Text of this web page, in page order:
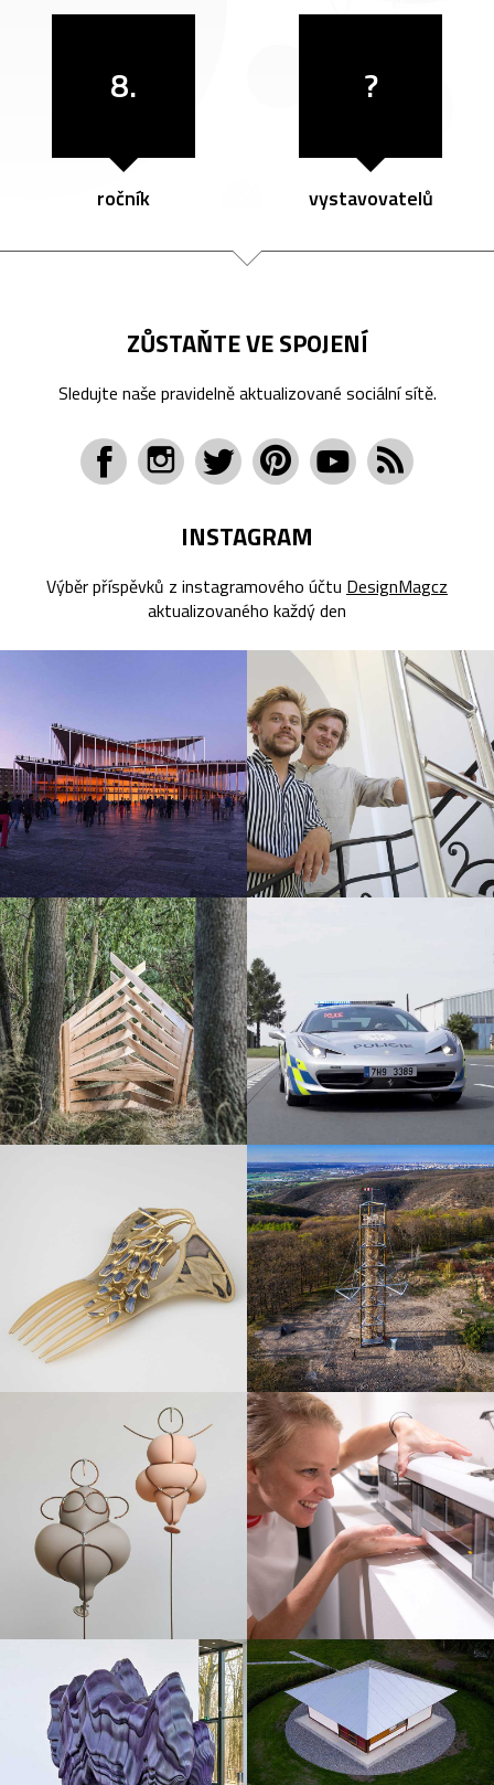
8.
ročník
?
vystavovatelů
ZŮSTAŇTE VE SPOJENÍ
Sledujte naše pravidelně aktualizované sociální sítě.
INSTAGRAM
Výběr příspěvků z instagramového účtu DesignMagcz
aktualizovaného každý den